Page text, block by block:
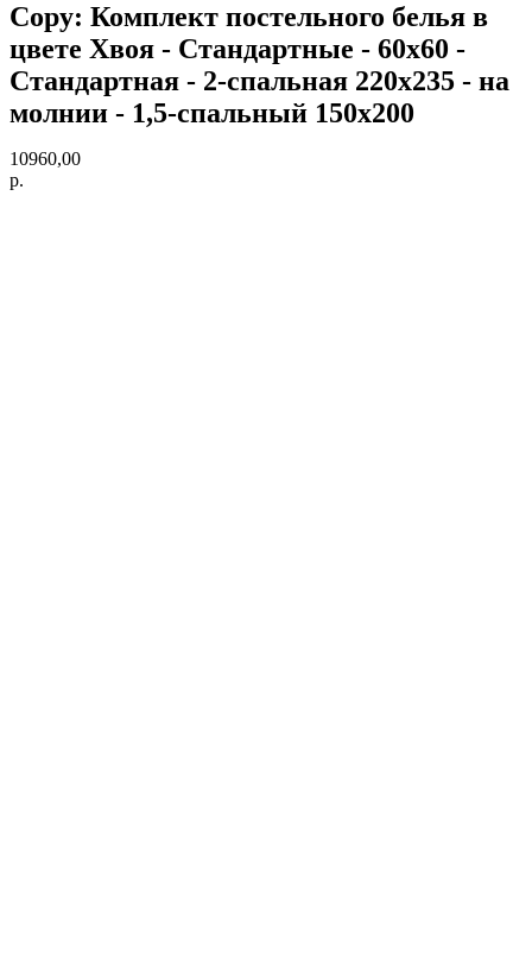
Copy: Комплект постельного белья в
цвете Хвоя - Стандартные - 60х60 -
Стандартная - 2-спальная 220х235 - на
молнии - 1,5-спальный 150х200
10960,00
р.